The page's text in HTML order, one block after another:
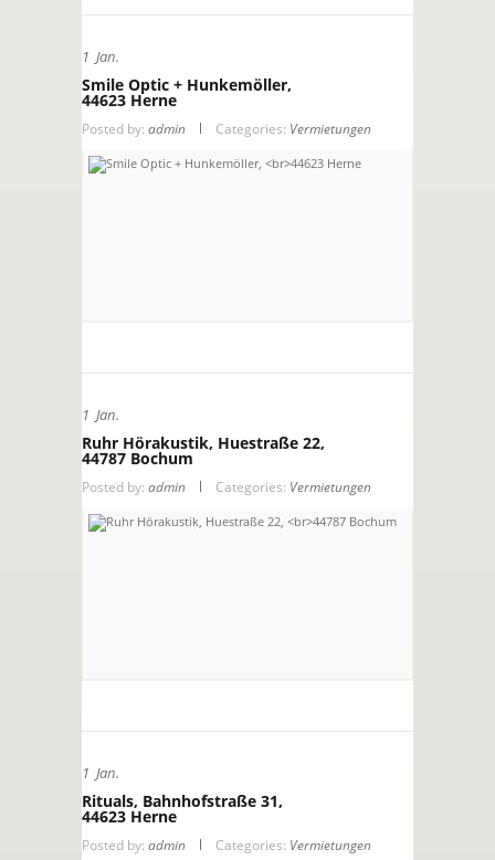
1 Jan.
Smile Optic + Hunkemöller,
44623 Herne
Posted by: admin Categories: Vermietungen
1 Jan.
Ruhr Hörakustik, Huestraße 22,
44787 Bochum
Posted by: admin Categories: Vermietungen
1 Jan.
Rituals, Bahnhofstraße 31,
44623 Herne
Posted by: admin Categories: Vermietungen